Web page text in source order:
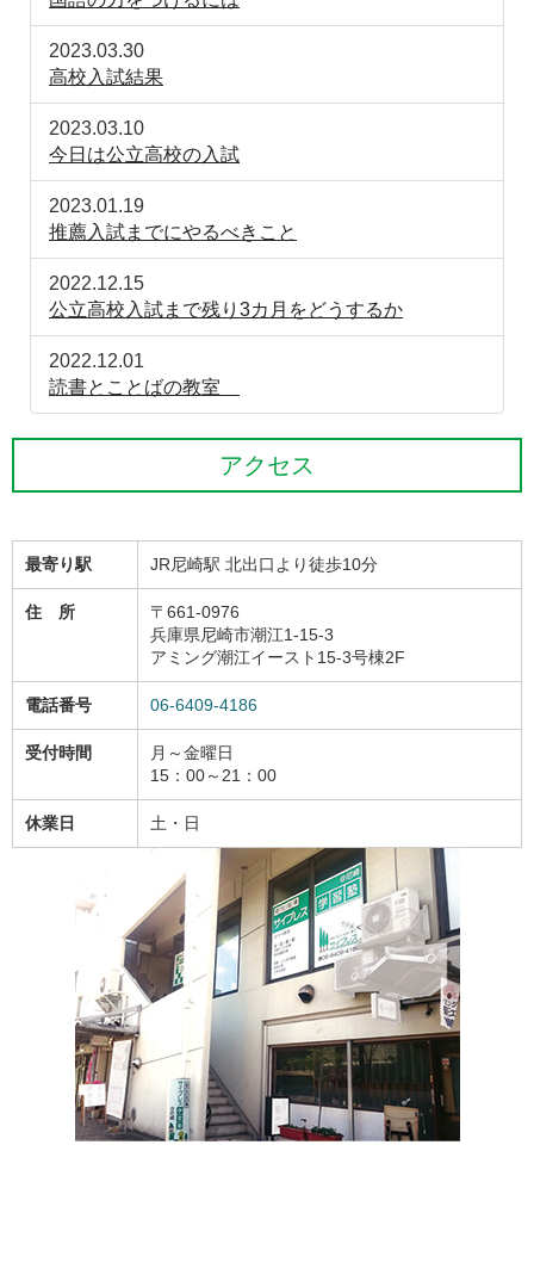
2023.03.30
高校入試結果
2023.03.10
今日は公立高校の入試
2023.01.19
推薦入試までにやるべきこと
2022.12.15
公立高校入試まで残り3カ月をどうするか
2022.12.01
読書とことばの教室
アクセス
最寄り駅 JR尼崎駅 北出口より徒歩10分
住 所
〒661-0976
兵庫県尼崎市潮江1-15-3
アミング潮江イースト15-3号棟2F
電話番号 06-6409-4186
受付時間
月～金曜日
15：00～21：00
休業日 土・日